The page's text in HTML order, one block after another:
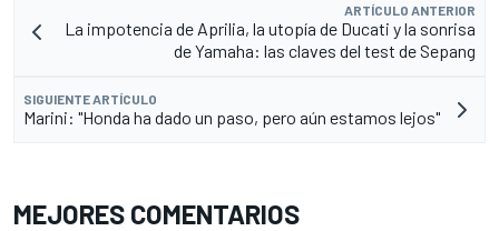
ARTÍCULO ANTERIOR
La impotencia de Aprilia, la utopía de Ducati y la sonrisa
de Yamaha: las claves del test de Sepang
SIGUIENTE ARTÍCULO
Marini: "Honda ha dado un paso, pero aún estamos lejos"
MEJORES COMENTARIOS